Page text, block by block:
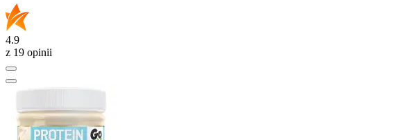
4.9
z 19 opinii